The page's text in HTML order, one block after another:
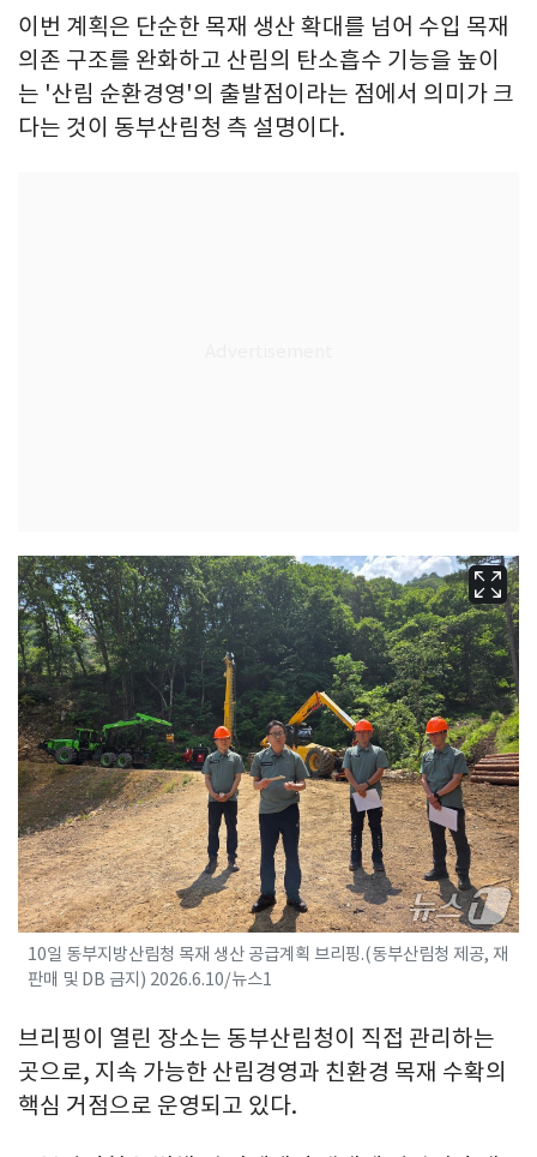
이번 계획은 단순한 목재 생산 확대를 넘어 수입 목재
의존 구조를 완화하고 산림의 탄소흡수 기능을 높이
는 '산림 순환경영'의 출발점이라는 점에서 의미가 크
다는 것이 동부산림청 측 설명이다.
10일 동부지방산림청 목재 생산 공급계획 브리핑.(동부산림청 제공, 재
판매 및 DB 금지) 2026.6.10/뉴스1
브리핑이 열린 장소는 동부산림청이 직접 관리하는
곳으로, 지속 가능한 산림경영과 친환경 목재 수확의
핵심 거점으로 운영되고 있다.